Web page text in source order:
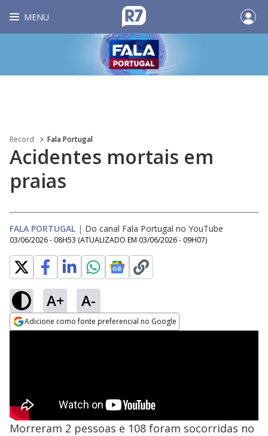
MENU
Record Fala Portugal
Acidentes mortais em
praias
FALA PORTUGAL | Do canal Fala Portugal no YouTube
03/06/2026 - 08H53 (ATUALIZADO EM 03/06/2026 - 09H07)
A+ A-
Adicione como fonte preferencial no Google
Morreram 2 pessoas e 108 foram socorridas no